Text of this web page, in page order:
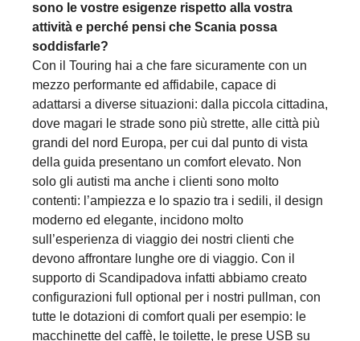
sono le vostre esigenze rispetto alla vostra
attività e perché pensi che Scania possa
soddisfarle?
Con il Touring hai a che fare sicuramente con un
mezzo performante ed affidabile, capace di
adattarsi a diverse situazioni: dalla piccola cittadina,
dove magari le strade sono più strette, alle città più
grandi del nord Europa, per cui dal punto di vista
della guida presentano un comfort elevato. Non
solo gli autisti ma anche i clienti sono molto
contenti: l’ampiezza e lo spazio tra i sedili, il design
moderno ed elegante, incidono molto
sull’esperienza di viaggio dei nostri clienti che
devono affrontare lunghe ore di viaggio. Con il
supporto di Scandipadova infatti abbiamo creato
configurazioni full optional per i nostri pullman, con
tutte le dotazioni di comfort quali per esempio: le
macchinette del caffè, le toilette, le prese USB su